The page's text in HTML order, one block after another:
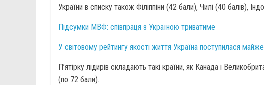
України в списку також Філіппіни (42 бали), Чилі (40 балів),
Підсумки МВФ: співпраця з Україною триватиме
У світовому рейтингу якості життя Україна поступилася
П’ятірку лідирів складають такі країни, як Канада і
(по 72 бали).